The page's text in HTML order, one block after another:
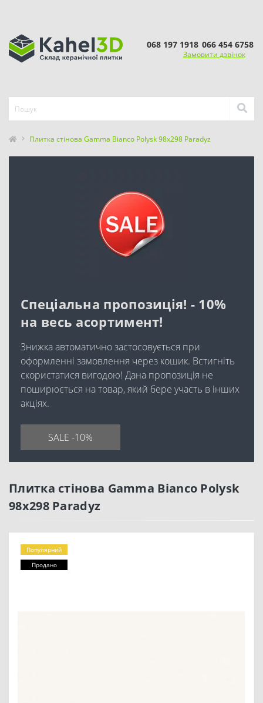
068 197 1918 066 454 6758
Замовити дзвінок
Плитка стінова Gamma Bianco Polysk 98x298 Paradyz
Спеціальна пропозиція! - 10%
на весь асортимент!
Знижка автоматично застосовується при
оформленні замовлення через кошик. Встигніть
скористатися вигодою! Дана пропозиція не
поширюється на товар, який бере участь в інших
акціях.
SALE -10%
Плитка стінова Gamma Bianco Polysk
98x298 Paradyz
Популярний
Продано